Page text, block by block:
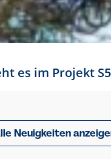
es im Projekt
Neuigkeiten